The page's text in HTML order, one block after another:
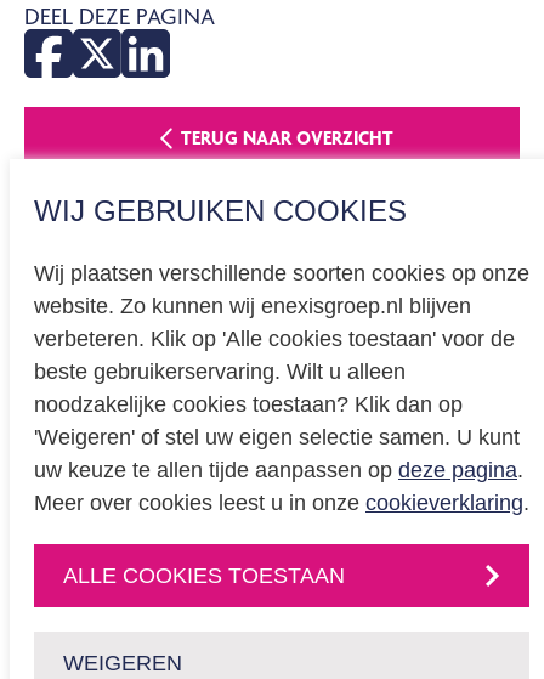
WIJ GEBRUIKEN COOKIES
Wij plaatsen verschillende soorten cookies op onze
website. Zo kunnen wij enexisgroep.nl blijven
verbeteren. Klik op 'Alle cookies toestaan' voor de
beste gebruikerservaring. Wilt u alleen
noodzakelijke cookies toestaan? Klik dan op
'Weigeren' of stel uw eigen selectie samen. U kunt
uw keuze te allen tijde aanpassen op deze pagina.
Meer over cookies leest u in onze cookieverklaring.
ALLE COOKIES TOESTAAN
WEIGEREN
DEEL DEZE PAGINA
TERUG NAAR OVERZICHT
Privacy
Cookieverklaring
BREEAM certificering
Educatie
CONTACT